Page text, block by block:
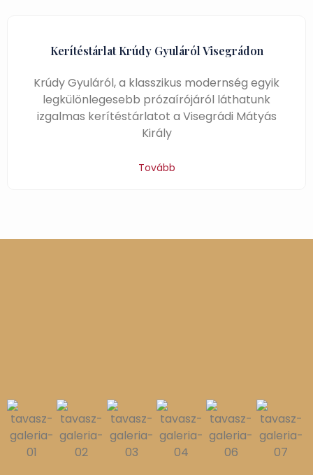
Kerítéstárlat Krúdy Gyuláról Visegrádon
Krúdy Gyuláról, a klasszikus modernség egyik
legkülönlegesebb prózaírójáról láthatunk
izgalmas kerítéstárlatot a Visegrádi Mátyás
Király
Tovább